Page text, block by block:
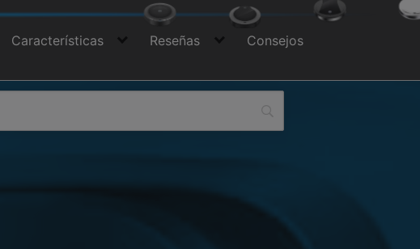
Características Reseñas Consejos